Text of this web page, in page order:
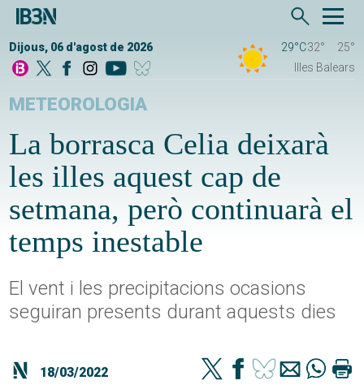
Dijous, 06 d'agost de 2026 29°C32°
25°
Illes Balears
METEOROLOGIA
La borrasca Celia deixarà
les illes aquest cap de
setmana, però continuarà el
temps inestable
El vent i les precipitacions ocasions
seguiran presents durant aquests dies
18/03/2022